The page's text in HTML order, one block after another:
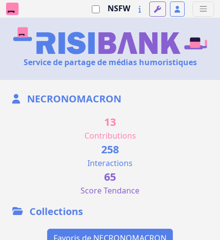
NSFW
Service de partage de médias humoristiques
NECRONOMACRON
13
Contributions
258
Interactions
65
Score Tendance
Collections
Favoris de NECRONOMACRON